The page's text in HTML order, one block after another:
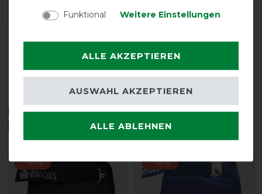
DETAILS ZUR PRODUKTSICHERHEIT
Diese Produkte könnten dich auch
interessieren
-10% -10%
Funktional
Weitere Einstellungen
ALLE AKZEPTIEREN
ALLE ABLEHNEN
AUSWAHL AKZEPTIEREN